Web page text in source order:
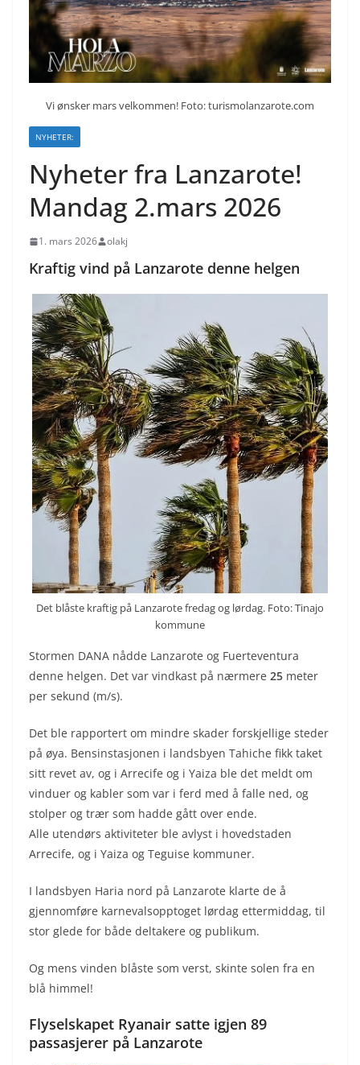
Vi ønsker mars velkommen! Foto: turismolanzarote.com
NYHETER:
Nyheter fra Lanzarote!
Mandag 2.mars 2026
1. mars 2026 olakj
Kraftig vind på Lanzarote denne helgen
Det blåste kraftig på Lanzarote fredag og lørdag. Foto: Tinajo
kommune
Stormen DANA nådde Lanzarote og Fuerteventura
denne helgen. Det var vindkast på nærmere 25 meter
per sekund (m/s).
Det ble rapportert om mindre skader forskjellige steder
på øya. Bensinstasjonen i landsbyen Tahiche fikk taket
sitt revet av, og i Arrecife og i Yaiza ble det meldt om
vinduer og kabler som var i ferd med å falle ned, og
stolper og trær som hadde gått over ende.
Alle utendørs aktiviteter ble avlyst i hovedstaden
Arrecife, og i Yaiza og Teguise kommuner.
I landsbyen Haria nord på Lanzarote klarte de å
gjennomføre karnevalsopptoget lørdag ettermiddag, til
stor glede for både deltakere og publikum.
Og mens vinden blåste som verst, skinte solen fra en
blå himmel!
Flyselskapet Ryanair satte igjen 89
passasjerer på Lanzarote